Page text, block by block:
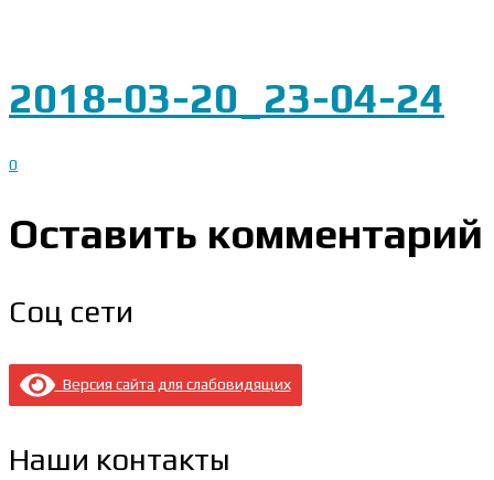
2018-03-20_23-04-24
0
Оставить комментарий
Соц сети
Версия сайта для слабовидящих
Наши контакты